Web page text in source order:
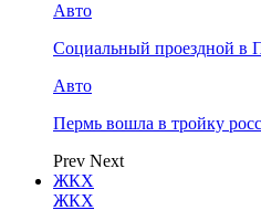
Авто
Социальный проездной в
Авто
Пермь вошла в тройку
Prev Next
ЖКХ
ЖКХ